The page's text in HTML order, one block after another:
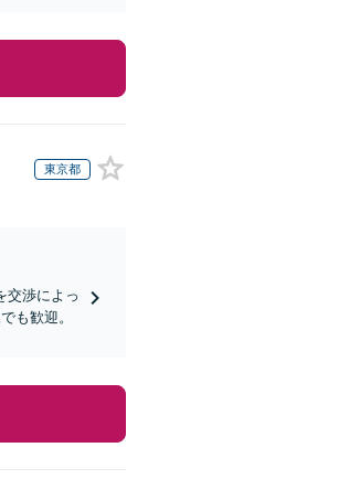
東京都
交渉によっ
も歓迎。